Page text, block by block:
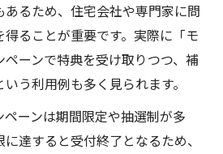
るため、住宅会社や専門家に問
ることが重要です。実際に「モ
ーンで特典を受け取りつつ、補
う利用例も多く見られます。
ーンは期間限定や抽選制が多
達すると受付終了となるため、